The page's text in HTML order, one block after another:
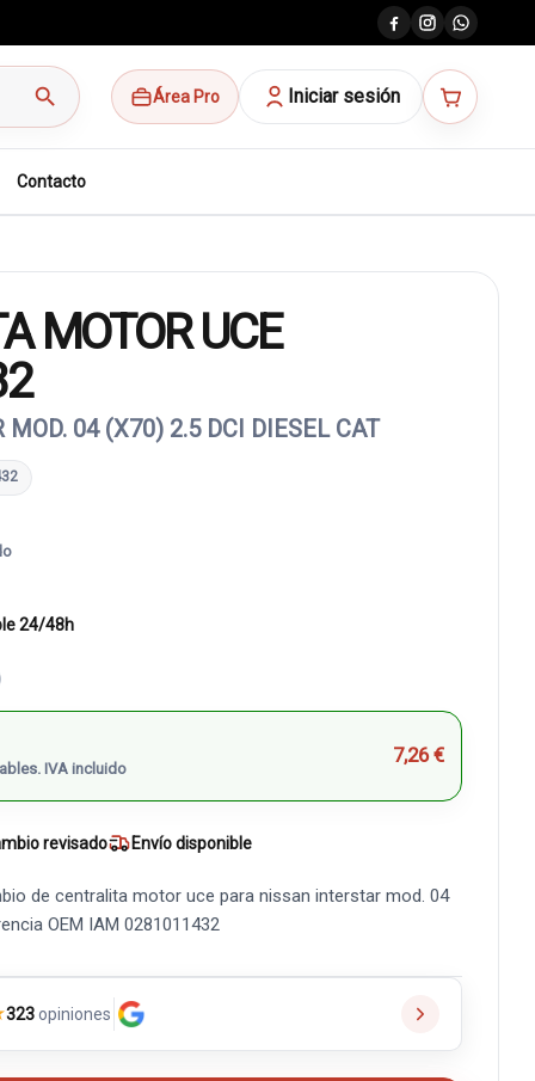
search Área Pro Iniciar sesión
Contacto
MOTOR UCE
04 (X70) 2.5 DCI DIESEL CAT
24/48h
IVA incluido
7,26 €
revisado Envío disponible
de centralita motor uce para nissan interstar mod. 04
OEM IAM 0281011432
323opiniones